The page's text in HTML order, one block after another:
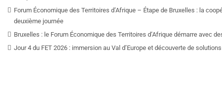
Forum Économique des Territoires d’Afrique – Étape de Bruxelles : la
deuxième journée
Bruxelles : le Forum Économique des Territoires d’Afrique démarre avec
Jour 4 du FET 2026 : immersion au Val d’Europe et découverte de